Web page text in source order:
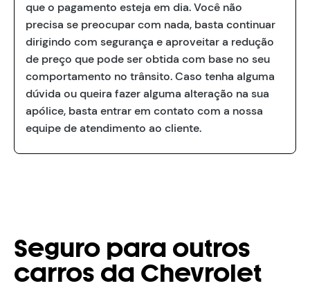
que o pagamento esteja em dia. Você não
precisa se preocupar com nada, basta continuar
dirigindo com segurança e aproveitar a redução
de preço que pode ser obtida com base no seu
comportamento no trânsito. Caso tenha alguma
dúvida ou queira fazer alguma alteração na sua
apólice, basta entrar em contato com a nossa
equipe de atendimento ao cliente.
Seguro para outros
carros da Chevrolet